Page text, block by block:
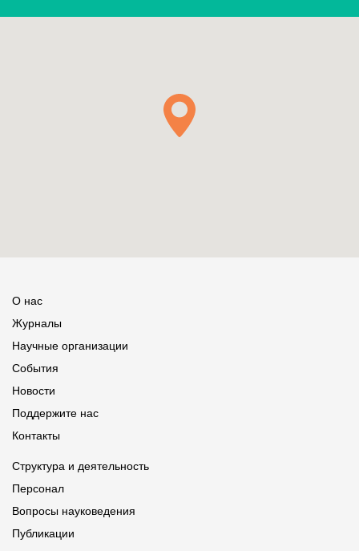
О нас
Журналы
Научные организации
События
Новости
Поддержите нас
Контакты
Структура и деятельность
Персонал
Вопросы науковедения
Публикации